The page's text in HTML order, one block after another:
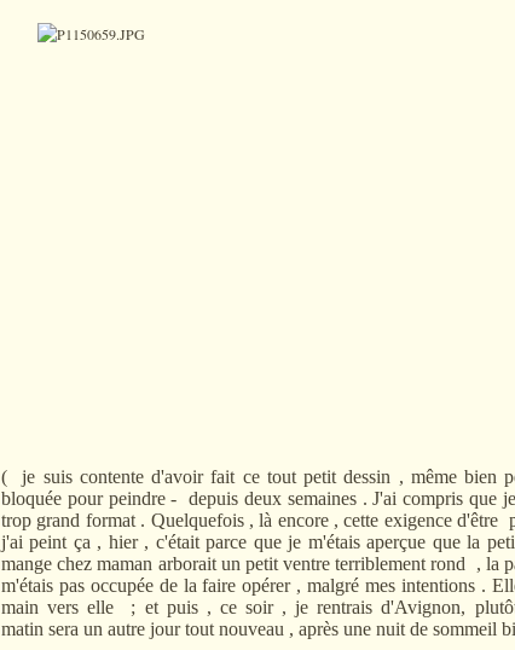
( je suis contente d'avoir fait ce tout petit dessin , même bien
bloquée pour peindre - depuis deux semaines . J'ai compris que
trop grand format . Quelquefois , là encore , cette exigence d'être
j'ai peint ça , hier , c'était parce que je m'étais aperçue que la
mange chez maman arborait un petit ventre terriblement rond , la
m'étais pas occupée de la faire opérer , malgré mes intentions .
main vers elle ; et puis , ce soir , je rentrais d'Avignon,
matin sera un autre jour tout nouveau , après une nuit de sommeil